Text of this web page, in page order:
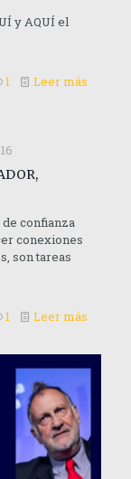
y AQUÍ el
1 Leer más
confianza
conexiones
son tareas
1 Leer más